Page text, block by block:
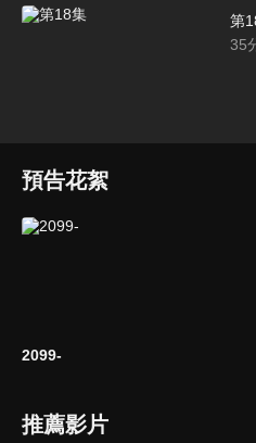
第
35
預告花絮
2099-
推薦影片